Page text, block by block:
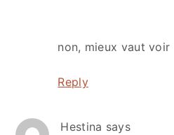
non, mieux vaut voir
Reply
Hestina says